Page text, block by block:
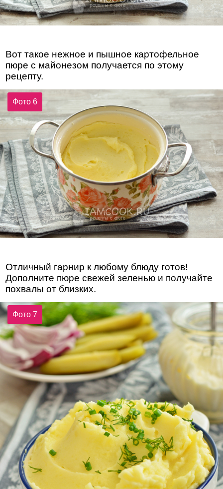
Вот такое нежное и пышное картофельное
пюре с майонезом получается по этому
рецепту.
Фото 6
Отличный гарнир к любому блюду готов!
Дополните пюре свежей зеленью и получайте
похвалы от близких.
Фото 7